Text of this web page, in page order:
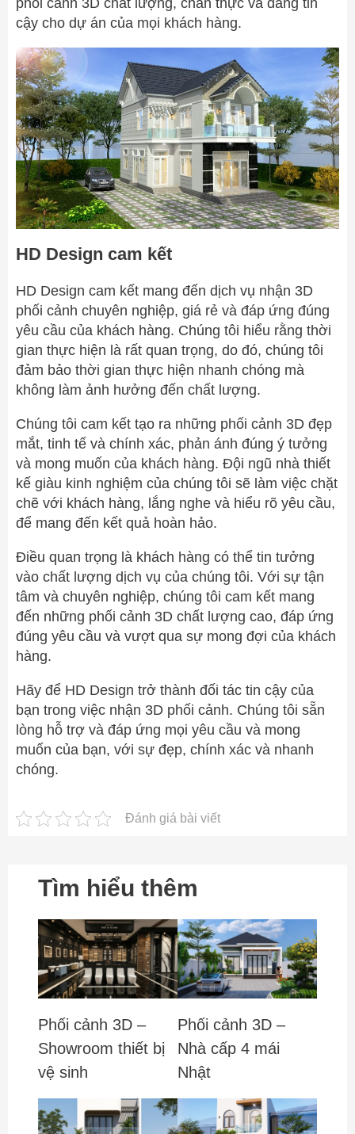
cậy cho dự án của mọi khách hàng.
HD Design cam kết
HD Design cam kết mang đến dịch vụ nhận 3D
phối cảnh chuyên nghiệp, giá rẻ và đáp ứng đúng
yêu cầu của khách hàng. Chúng tôi hiểu rằng thời
gian thực hiện là rất quan trọng, do đó, chúng tôi
đảm bảo thời gian thực hiện nhanh chóng mà
không làm ảnh hưởng đến chất lượng.
Chúng tôi cam kết tạo ra những phối cảnh 3D đẹp
mắt, tinh tế và chính xác, phản ánh đúng ý tưởng
và mong muốn của khách hàng. Đội ngũ nhà thiết
kế giàu kinh nghiệm của chúng tôi sẽ làm việc chặt
chẽ với khách hàng, lắng nghe và hiểu rõ yêu cầu,
để mang đến kết quả hoàn hảo.
Điều quan trọng là khách hàng có thể tin tưởng
vào chất lượng dịch vụ của chúng tôi. Với sự tận
tâm và chuyên nghiệp, chúng tôi cam kết mang
đến những phối cảnh 3D chất lượng cao, đáp ứng
đúng yêu cầu và vượt qua sự mong đợi của khách
hàng.
Hãy để HD Design trở thành đối tác tin cậy của
bạn trong việc nhận 3D phối cảnh. Chúng tôi sẵn
lòng hỗ trợ và đáp ứng mọi yêu cầu và mong
muốn của bạn, với sự đẹp, chính xác và nhanh
chóng.
Đánh giá bài viết
Tìm hiểu thêm
Phối cảnh 3D –
Showroom thiết bị
vệ sinh
Phối cảnh 3D –
Nhà cấp 4 mái
Nhật